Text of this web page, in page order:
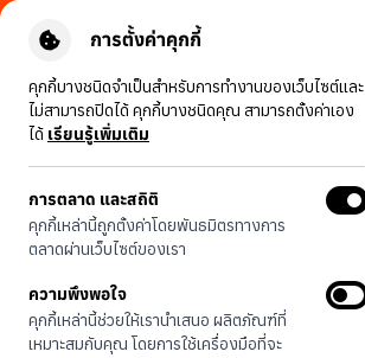
การตั้งค่าคุกกี้
คุกกี้บางชนิดจำเป็นสำหรับการทำงานของเว็บไซต์และ
ไม่สามารถปิดได้ คุกกี้บางชนิดคุณ สามารถตั้งค่าเอง
ได้ เรียนรู้เพิ่มเติม
การตลาด และสถิติ
คุกกี้เหล่านี้ถูกตั้งค่าโดยพันธมิตรทางการ
ตลาดผ่านเว็บไซต์ของเรา
ความพึงพอใจ
คุกกี้เหล่านี้ช่วยให้เรานำเสนอ ผลิตภัณฑ์ที่
เหมาะสมกับคุณ โดยการใช้เครื่องมือที่จะ
รุ่นทั้งหมด JTC Heartful แมวสามสี